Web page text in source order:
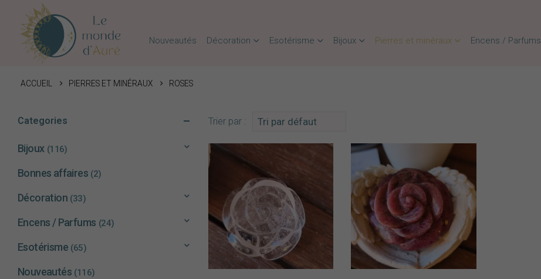
Nouveautés Décoration Esotérisme Bijoux Pierres et minéraux Encens / Parfums
ACCUEIL PIERRES ET MINÉRAUX ROSES
Trier par :
Categories
Bijoux (116)
Bonnes affaires (2)
Décoration (33)
Encens / Parfums (24)
Esotérisme (65)
Nouveautés (116)